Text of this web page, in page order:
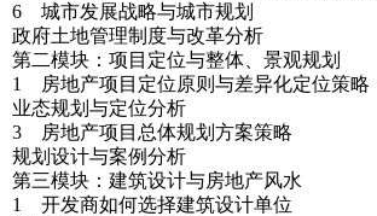
6 城市发展战略与城市规划 7
政府土地管理制度与改革分析
第二模块：项目定位与整体、景观规划
1 房地产项目定位原则与差异化定位策
业态规划与定位分析
3 房地产项目总体规划方案策略
规划设计与案例分析
第三模块：建筑设计与房地产风水
1 开发商如何选择建筑设计单位